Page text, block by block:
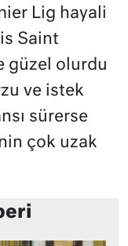
Lig hayali
Saint
güzel olurdu
ve istek
sürerse
çok uzak